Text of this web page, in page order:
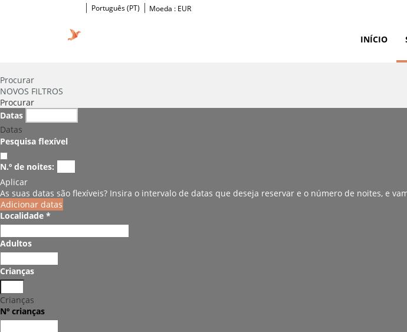
Português (PT) Moeda : EUR
INÍCIO
Procurar
NOVOS FILTROS
Procurar
Datas
Datas
Pesquisa flexível
N.º de noites:
Aplicar
As suas datas são flexíveis? Insira o intervalo de datas que deseja reservar e o número de noites, e
Adicionar datas
Localidade *
Adultos
Crianças
Crianças
Nº crianças